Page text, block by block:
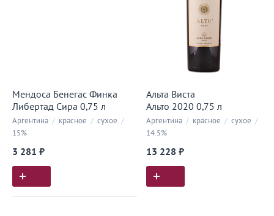
Мендоса Бенегас Финка
Либертад Сира 0,75 л
Аргентина / красное / сухое /
15%
3 281 ₽
Альта Виста
Альто 2020 0,75 л
Аргентина / красное / сухое /
14.5%
13 228 ₽